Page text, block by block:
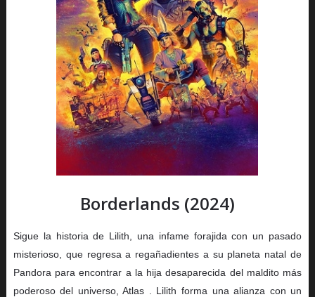
Borderlands (2024)
Sigue la historia de Lilith, una infame forajida con un pasado
misterioso, que regresa a regañadientes a su planeta natal de
Pandora para encontrar a la hija desaparecida del maldito más
poderoso del universo, Atlas . Lilith forma una alianza con un